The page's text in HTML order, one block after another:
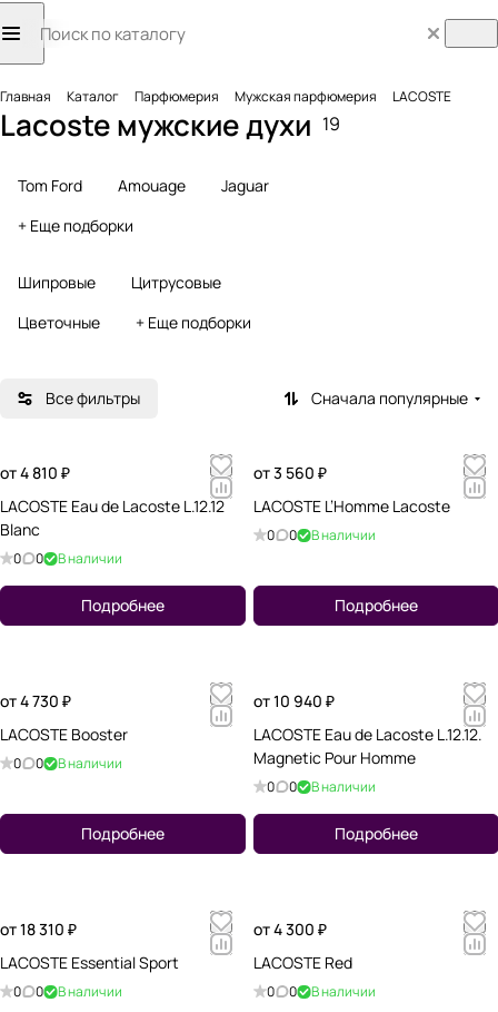
Главная Каталог Парфюмерия Мужская парфюмерия LACOSTE
Lacoste мужские духи 19
Tom Ford Amouage
Jaguar
+ Еще подборки
Шипровые
Цитрусовые
Цветочные
+ Еще подборки
Все фильтры Сначала популярные
от 4 810 ₽
LACOSTE Eau de Lacoste L.12.12
Blanc
0 0 В наличии
Подробнее
от 3 560 ₽
LACOSTE L’Homme Lacoste
0 0 В наличии
Подробнее
от 4 730 ₽
LACOSTE Booster
0 0 В наличии
Подробнее
от 10 940 ₽
LACOSTE Eau de Lacoste L.12.12.
Magnetic Pour Homme
0 0 В наличии
Подробнее
от 18 310 ₽
LACOSTE Essential Sport
0 0 В наличии
от 4 300 ₽
LACOSTE Red
0 0 В наличии